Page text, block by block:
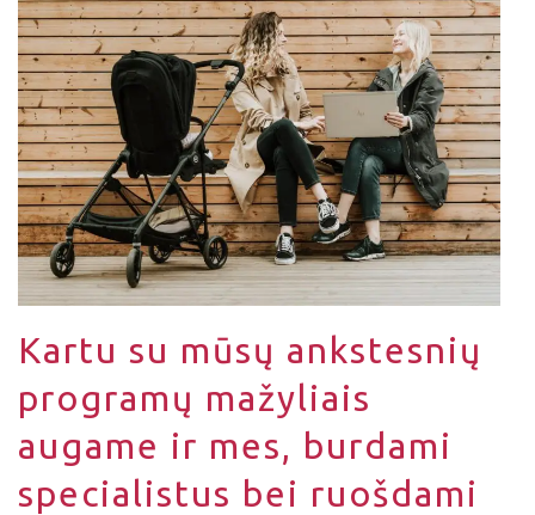
Kartu su mūsų ankstesnių
programų mažyliais
augame ir mes, burdami
specialistus bei ruošdami